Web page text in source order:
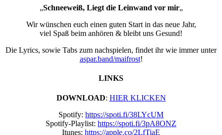
„Schneeweiß, Liegt die Leinwand vor mir„
Wir wünschen euch einen guten Start in das neue Jahr,
viel Spaß beim anhören & bleibt uns Gesund!
Die Lyrics, sowie Tabs zum nachspielen, findet ihr wie immer unter
aspar.band/maifrost!
LINKS
DOWNLOAD: HIER KLICKEN
Spotify: https://spoti.fi/38LYcUM
Spotify-Playlist: https://spoti.fi/3pA8ONZ
Itunes: https://apple.co/2LfTiaE